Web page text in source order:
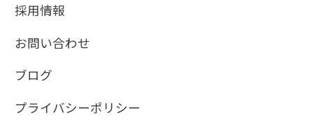
採用情報
お問い合わせ
ブログ
プライバシーポリシー